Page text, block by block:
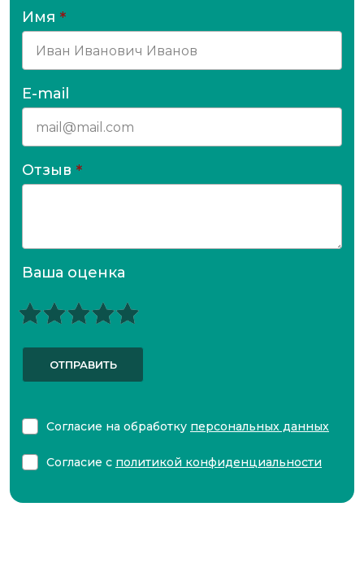
Имя *
E-mail
Отзыв *
Ваша оценка
ОТПРАВИТЬ
Согласие на обработку персональных данных
Согласие с политикой конфиденциальности